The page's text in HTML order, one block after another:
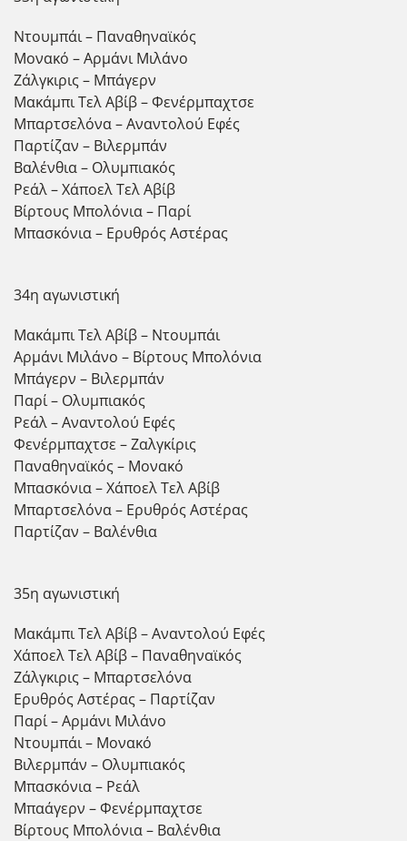
Ντουμπάι – Παναθηναϊκός
Μονακό – Αρμάνι Μιλάνο
Ζάλγκιρις – Μπάγερν
Μακάμπι Τελ Αβίβ – Φενέρμπαχτσε
Μπαρτσελόνα – Αναντολού Εφές
Παρτίζαν – Βιλερμπάν
Βαλένθια – Ολυμπιακός
Ρεάλ – Χάποελ Τελ Αβίβ
Βίρτους Μπολόνια – Παρί
Μπασκόνια – Ερυθρός Αστέρας
34η αγωνιστική
Μακάμπι Τελ Αβίβ – Ντουμπάι
Αρμάνι Μιλάνο – Βίρτους Μπολόνια
Μπάγερν – Βιλερμπάν
Παρί – Ολυμπιακός
Ρεάλ – Αναντολού Εφές
Φενέρμπαχτσε – Ζαλγκίρις
Παναθηναϊκός – Μονακό
Μπασκόνια – Χάποελ Τελ Αβίβ
Μπαρτσελόνα – Ερυθρός Αστέρας
Παρτίζαν – Βαλένθια
35η αγωνιστική
Μακάμπι Τελ Αβίβ – Αναντολού Εφές
Χάποελ Τελ Αβίβ – Παναθηναϊκός
Ζάλγκιρις – Μπαρτσελόνα
Ερυθρός Αστέρας – Παρτίζαν
Παρί – Αρμάνι Μιλάνο
Ντουμπάι – Μονακό
Βιλερμπάν – Ολυμπιακός
Μπασκόνια – Ρεάλ
Μπαάγερν – Φενέρμπαχτσε
Βίρτους Μπολόνια – Βαλένθια